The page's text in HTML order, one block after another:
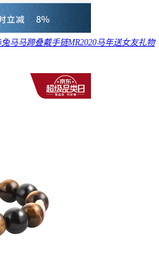
马马蹄叠戴手链MR2020马年送女友礼物